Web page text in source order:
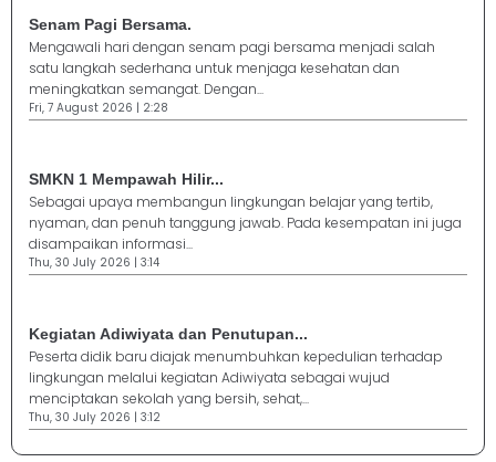
Senam Pagi Bersama.
Mengawali hari dengan senam pagi bersama menjadi salah
satu langkah sederhana untuk menjaga kesehatan dan
meningkatkan semangat. Dengan...
Fri, 7 August 2026 | 2:28
SMKN 1 Mempawah Hilir...
Sebagai upaya membangun lingkungan belajar yang tertib,
nyaman, dan penuh tanggung jawab. Pada kesempatan ini juga
disampaikan informasi...
Thu, 30 July 2026 | 3:14
Kegiatan Adiwiyata dan Penutupan...
Peserta didik baru diajak menumbuhkan kepedulian terhadap
lingkungan melalui kegiatan Adiwiyata sebagai wujud
menciptakan sekolah yang bersih, sehat,...
Thu, 30 July 2026 | 3:12